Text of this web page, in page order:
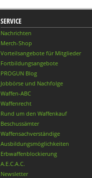
SERVICE
Nachrichten
Merch-Shop
Vorteilsangebote für Mitglieder
Fortbildungsangebote
PROGUN Blog
Jobbörse und Nachfolge
Waffen-ABC
Waffenrecht
Rund um den Waffenkauf
Beschussämter
Waffensachverständige
Ausbildungsmöglichkeiten
Erbwaffenblockierung
A.E.C.A.C.
Newsletter